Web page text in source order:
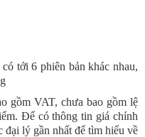
tới 6 phiên bản khác nhau,
gồm VAT, chưa bao gồm lệ
Để có thông tin giá chính
đại lý gần nhất để tìm hiểu về